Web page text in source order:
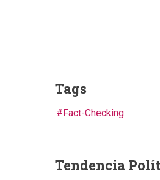
Tags
Fact-Checking
Tendencia